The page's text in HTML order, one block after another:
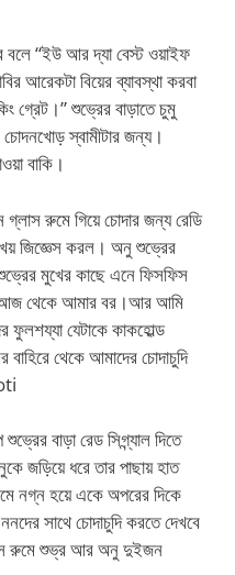
বলে “ইউ আর দ্যা বেস্ট ওয়াইফ
আরেকটা বিয়ের ব্যাবস্থা করবা
গ্রেট।” শুভ্রের বাড়াতে চুমু
চোদনখোড় স্বামীটার জন্য।
বাকি।
রুমে গিয়ে চোদার জন্য রেডি
জিজ্ঞেস করল। অনু শুভ্রের
মুখের কাছে এনে ফিসফিস
থেকে আমার বর।আর আমি
যেটাকে কাকহোল্ড
থেকে আমাদের চোদাচুদি
বাড়া রেড সিগ্ন্যাল দিতে
জড়িয়ে ধরে তার পাছায় হাত
নগ্ন হয়ে একে অপরের দিকে
সাথে চোদাচুদি করতে দেখবে
রুমে শুভ্র আর অনু দুইজন